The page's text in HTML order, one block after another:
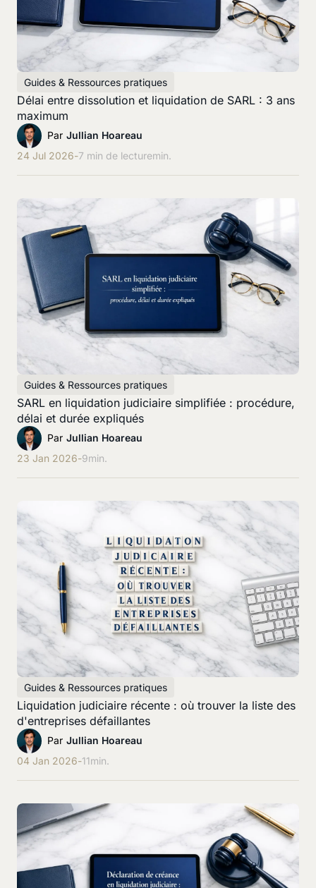
Guides & Ressources pratiques
Délai entre dissolution et liquidation de SARL : 3 ans
maximum
Par Jullian Hoareau
24 Jul 2026-7 min de lecturemin.
Guides & Ressources pratiques
SARL en liquidation judiciaire simplifiée : procédure,
délai et durée expliqués
Par Jullian Hoareau
23 Jan 2026-9min.
Guides & Ressources pratiques
Liquidation judiciaire récente : où trouver la liste des
d'entreprises défaillantes
Par Jullian Hoareau
04 Jan 2026-11min.